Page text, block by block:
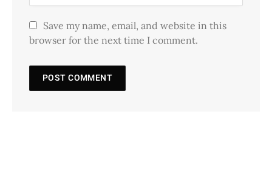
Save my name, email, and website in this
browser for the next time I comment.